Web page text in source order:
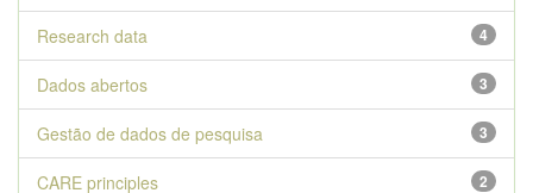
4
Research data
3
Dados abertos
3
Gestão de dados de pesquisa
2
CARE principles